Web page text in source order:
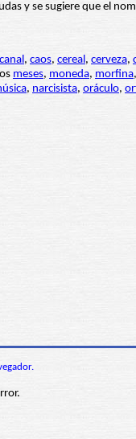
y se sugiere que el
, caos, cereal, cerveza,
meses, moneda, morfina,
, narcisista, oráculo,